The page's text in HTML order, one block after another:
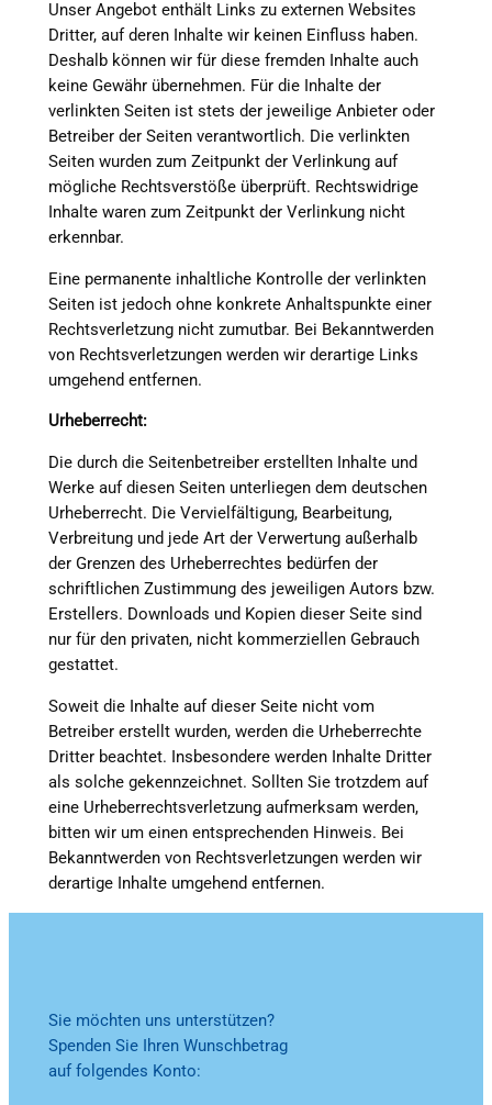
Unser Angebot enthält Links zu externen Websites
Dritter, auf deren Inhalte wir keinen Einfluss haben.
Deshalb können wir für diese fremden Inhalte auch
keine Gewähr übernehmen. Für die Inhalte der
verlinkten Seiten ist stets der jeweilige Anbieter oder
Betreiber der Seiten verantwortlich. Die verlinkten
Seiten wurden zum Zeitpunkt der Verlinkung auf
mögliche Rechtsverstöße überprüft. Rechtswidrige
Inhalte waren zum Zeitpunkt der Verlinkung nicht
erkennbar.
Eine permanente inhaltliche Kontrolle der verlinkten
Seiten ist jedoch ohne konkrete Anhaltspunkte einer
Rechtsverletzung nicht zumutbar. Bei Bekanntwerden
von Rechtsverletzungen werden wir derartige Links
umgehend entfernen.
Urheberrecht:
Die durch die Seitenbetreiber erstellten Inhalte und
Werke auf diesen Seiten unterliegen dem deutschen
Urheberrecht. Die Vervielfältigung, Bearbeitung,
Verbreitung und jede Art der Verwertung außerhalb
der Grenzen des Urheberrechtes bedürfen der
schriftlichen Zustimmung des jeweiligen Autors bzw.
Erstellers. Downloads und Kopien dieser Seite sind
nur für den privaten, nicht kommerziellen Gebrauch
gestattet.
Soweit die Inhalte auf dieser Seite nicht vom
Betreiber erstellt wurden, werden die Urheberrechte
Dritter beachtet. Insbesondere werden Inhalte Dritter
als solche gekennzeichnet. Sollten Sie trotzdem auf
eine Urheberrechtsverletzung aufmerksam werden,
bitten wir um einen entsprechenden Hinweis. Bei
Bekanntwerden von Rechtsverletzungen werden wir
derartige Inhalte umgehend entfernen.
Sie möchten uns unterstützen?
Spenden Sie Ihren Wunschbetrag
auf folgendes Konto: